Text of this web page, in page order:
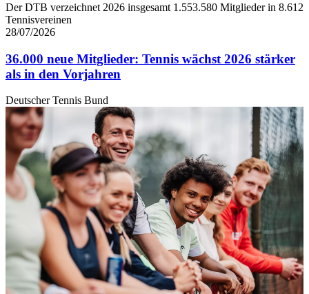
Der DTB verzeichnet 2026 insgesamt 1.553.580 Mitglieder in 8.612
Tennisvereinen
28/07/2026
36.000 neue Mitglieder: Tennis wächst 2026 stärker
als in den Vorjahren
Deutscher Tennis Bund